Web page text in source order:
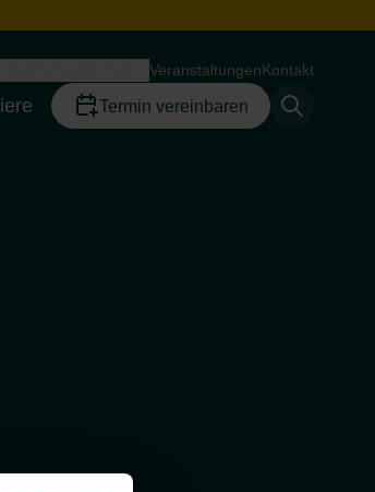
menu Toggle menu
VeranstaltungenKontakt
Toggle menu
Termin vereinbaren